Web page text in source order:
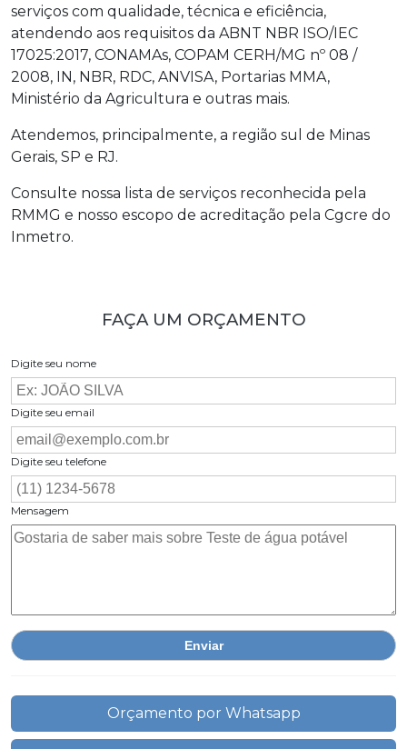
serviços com qualidade, técnica e eficiência,
atendendo aos requisitos da ABNT NBR ISO/IEC
17025:2017, CONAMAs, COPAM CERH/MG nº 08 /
2008, IN, NBR, RDC, ANVISA, Portarias MMA,
Ministério da Agricultura e outras mais.
Atendemos, principalmente, a região sul de Minas
Gerais, SP e RJ.
Consulte nossa lista de serviços reconhecida pela
RMMG e nosso escopo de acreditação pela Cgcre do
Inmetro.
FAÇA UM ORÇAMENTO
Digite seu nome
Digite seu email
Digite seu telefone
Mensagem
Orçamento por Whatsapp